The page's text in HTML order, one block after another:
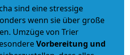
sind eine stressige
wenn sie über große
Umzüge von Trier
Vorbereitung und